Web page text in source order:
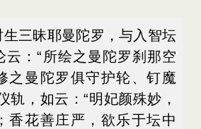
生三昧耶曼陀罗，与入智坛
云：“所绘之曼陀罗刹那空
之曼陀罗俱守护轮、钉魔
轨，如云：“明妃颜殊妙，
香花善庄严，欲乐于坛中